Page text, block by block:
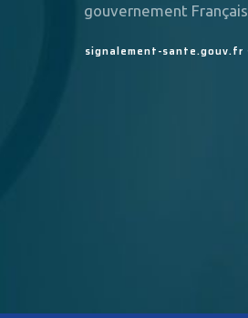
gouvernement Français.
signalement-sante.gouv.fr